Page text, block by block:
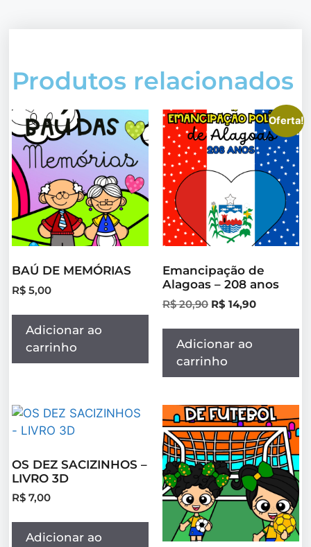
Produtos relacionados
BAÚ DE MEMÓRIAS
R$ 5,00
Adicionar ao
carrinho
Oferta!
Emancipação de
Alagoas – 208 anos
R$20,90 R$ 14,90
Adicionar ao
carrinho
OS DEZ SACIZINHOS –
LIVRO 3D
R$ 7,00
Adicionar ao